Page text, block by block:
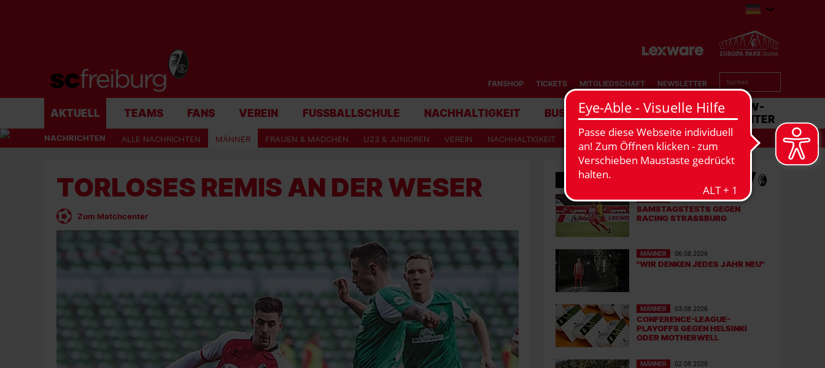
FANSHOP TICKETS MITGLIEDSCHAFT NEWSLETTER
AKTUELL TEAMS FANS VEREIN FUSSBALLSCHULE NACHHALTIGKEIT BUSINESS STADION MATCHCENTER
NACHRICHTEN ALLE NACHRICHTEN MÄNNER FRAUEN & MÄDCHEN U23 & JUNIOREN VEREIN NACHHALTIGKEIT
TORLOSES REMIS AN DER WESER
Zum Matchcenter
MÄNNER 07.08.2026
SAMSTAGSTESTS GEGEN
RACING STRASSBURG
MÄNNER 06.08.2026
"WIR DENKEN JEDES JAHR NEU"
MÄNNER 03.08.2026
CONFERENCE-LEAGUE-
PLAYOFFS GEGEN HELSINKI
ODER MOTHERWELL
MÄNNER 02.08.2026